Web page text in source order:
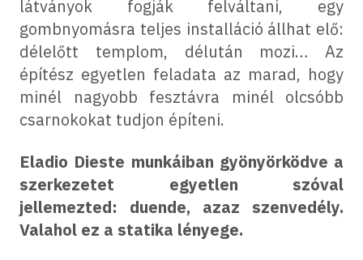
látványok fogják felváltani, egy
gombnyomásra teljes installáció állhat elő:
délelőtt templom, délután mozi… Az
építész egyetlen feladata az marad, hogy
minél nagyobb fesztávra minél olcsóbb
csarnokokat tudjon építeni.
Eladio Dieste munkáiban gyönyörködve a
szerkezetet egyetlen szóval
jellemezted: duende, azaz szenvedély.
Valahol ez a statika lényege.